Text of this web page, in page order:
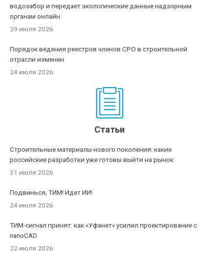
водозабор и передает экологические данные надзорным
органам онлайн
29 июля 2026
Порядок ведения реестров членов СРО в строительной
отрасли изменен
24 июля 2026
Статьи
Строительные материалы нового поколения: какие
российские разработки уже готовы выйти на рынок
31 июля 2026
Подвинься, ТИМ! Идет ИИ!
24 июля 2026
ТИМ-сигнал принят: как «Уфанет» усилил проектирование с
nanoCAD
22 июля 2026